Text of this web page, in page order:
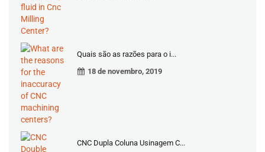
Quais são as razões para o i...
18 de novembro, 2019
CNC Dupla Coluna Usinagem C...